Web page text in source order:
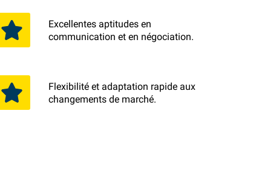
Excellentes aptitudes en
communication et en négociation.
Flexibilité et adaptation rapide aux
changements de marché.